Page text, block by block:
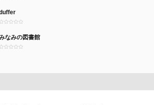
なみの図書館